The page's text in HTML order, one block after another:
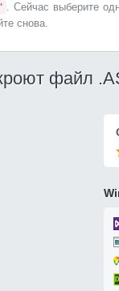
. Сейчас выберите
снова.
файл